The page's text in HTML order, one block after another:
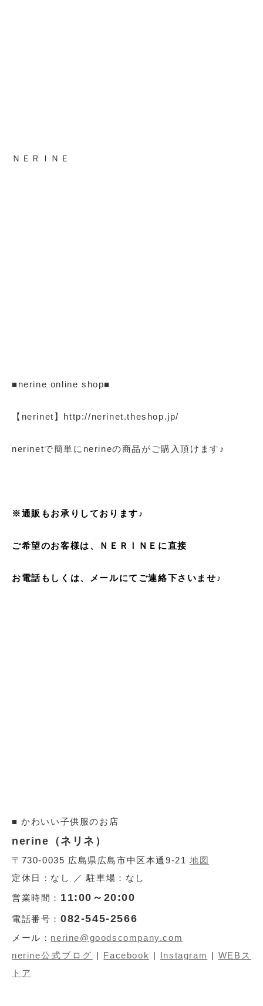
ＮＥＲＩＮＥ
■nerine online shop■
【nerinet】http://nerinet.theshop.jp/
nerinetで簡単にnerineの商品がご購入頂けます♪
※通販もお承りしております♪
ご希望のお客様は、ＮＥＲＩＮＥに直接
お電話もしくは、メールにてご連絡下さいませ♪
■ かわいい子供服のお店
nerine（ネリネ）
〒730-0035 広島県広島市中区本通9-21 地図
定休日：なし ／ 駐車場：なし
営業時間： 11:00～20:00
電話番号： 082-545-2566
メール： nerine@goodscompany.com
nerine公式ブログ | Facebook | Instagram | WEBス
トア